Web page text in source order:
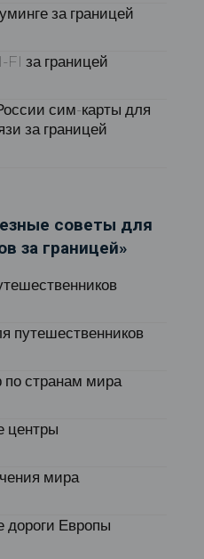
за границей
за границей
сим-карты для
за границей
советы для
за границей»
путешественников
по странам мира
центры
мира
Европы